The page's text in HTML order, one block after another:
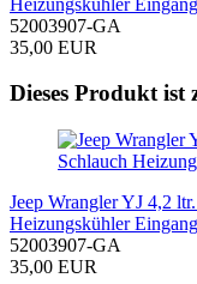
52003907-GA
35,00 EUR
Dieses Produkt ist
Jeep Wrangler YJ 4,2
Heizungskühler
52003907-GA
35,00 EUR